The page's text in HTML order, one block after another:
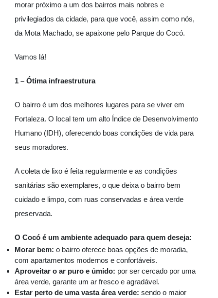
morar próximo a um dos bairros mais nobres e
privilegiados da cidade, para que você, assim como nós,
da Mota Machado, se apaixone pelo Parque do Cocó.
Vamos lá!
1 – Ótima infraestrutura
O bairro é um dos melhores lugares para se viver em
Fortaleza. O local tem um alto Índice de Desenvolvimento
Humano (IDH), oferecendo boas condições de vida para
seus moradores.
A coleta de lixo é feita regularmente e as condições
sanitárias são exemplares, o que deixa o bairro bem
cuidado e limpo, com ruas conservadas e área verde
preservada.
O Cocó é um ambiente adequado para quem deseja:
Morar bem: o bairro oferece boas opções de moradia,
com apartamentos modernos e confortáveis.
Aproveitar o ar puro e úmido: por ser cercado por uma
área verde, garante um ar fresco e agradável.
Estar perto de uma vasta área verde: sendo o maior